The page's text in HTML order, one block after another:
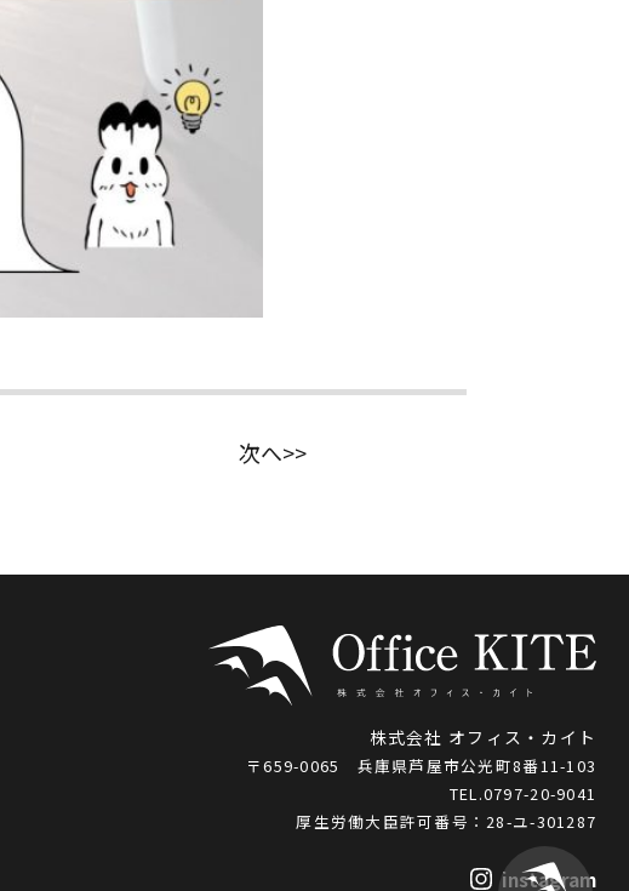
次へ>>
株式会社 オフィス・カイト
〒659-0065 兵庫県芦屋市公光町8番11-103
TEL.0797-20-9041
厚生労働大臣許可番号：28-ユ-301287
instagram